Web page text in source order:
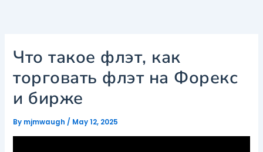
Что такое флэт, как
торговать флэт на Форекс
и бирже
By mjmwaugh/ May 12, 2025